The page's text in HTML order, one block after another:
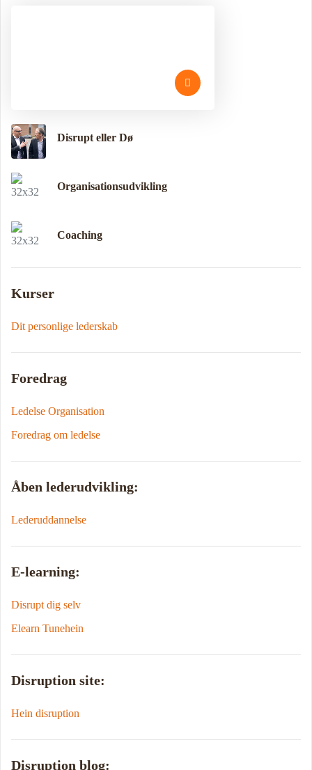
Disrupt eller Dø
Organisationsudvikling
Coaching
Kurser
Dit personlige lederskab
Foredrag
Ledelse Organisation
Foredrag om ledelse
Åben lederudvikling:
Lederuddannelse
E-learning:
Disrupt dig selv
Elearn Tunehein
Disruption site:
Hein disruption
Disruption blog: